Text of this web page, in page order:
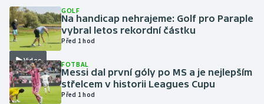
Dostihy
Florbal
Futsal
Golf
Video
GOLF
Na handicap nehrajeme: Golf pro Paraple
vybral letos rekordní částku
Před 1 hod
FOTBAL
Messi dal první góly po MS a je nejlepším
střelcem v historii Leagues Cupu
Před 1 hod